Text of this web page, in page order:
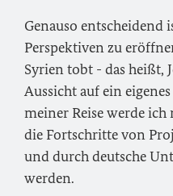
Genauso entscheidend
Perspektiven zu
Syrien tobt - das heißt,
Aussicht auf ein
meiner Reise werde
die Fortschritte von
und durch deutsche
werden.